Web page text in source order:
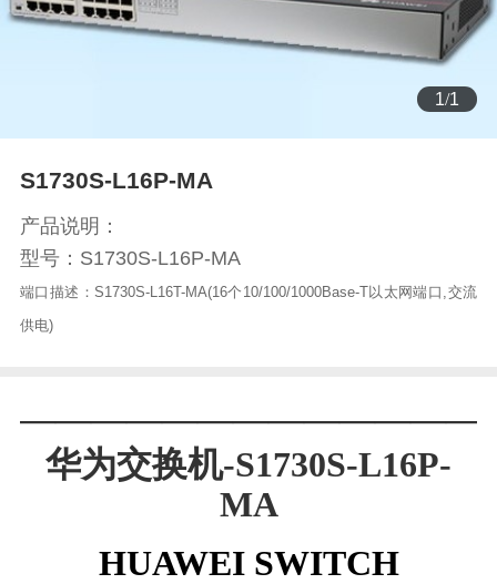
1/1
S1730S-L16P-MA
产品说明：
型号：S1730S-L16P-MA
端口描述：S1730S-L16T-MA(16个10/100/1000Base-T以太网端口,交流
供电)
华为交换机-S1730S-L16P-
MA
HUAWEI SWITCH